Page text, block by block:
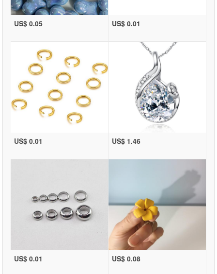
US$ 0.05 US$ 0.01
US$ 0.01 US$ 1.46
US$ 0.01 US$ 0.08